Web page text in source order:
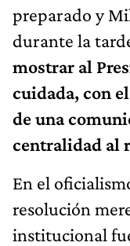
preparado y
durante la
mostrar al
cuidada, con
de una
centralidad al
En el
resolución
institucional